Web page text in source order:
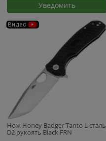
Уведомить
Видео
Нож Honey Badger Tanto L сталь
D2 рукоять Black FRN